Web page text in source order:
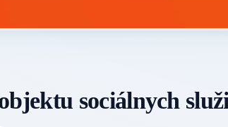
sociálnych